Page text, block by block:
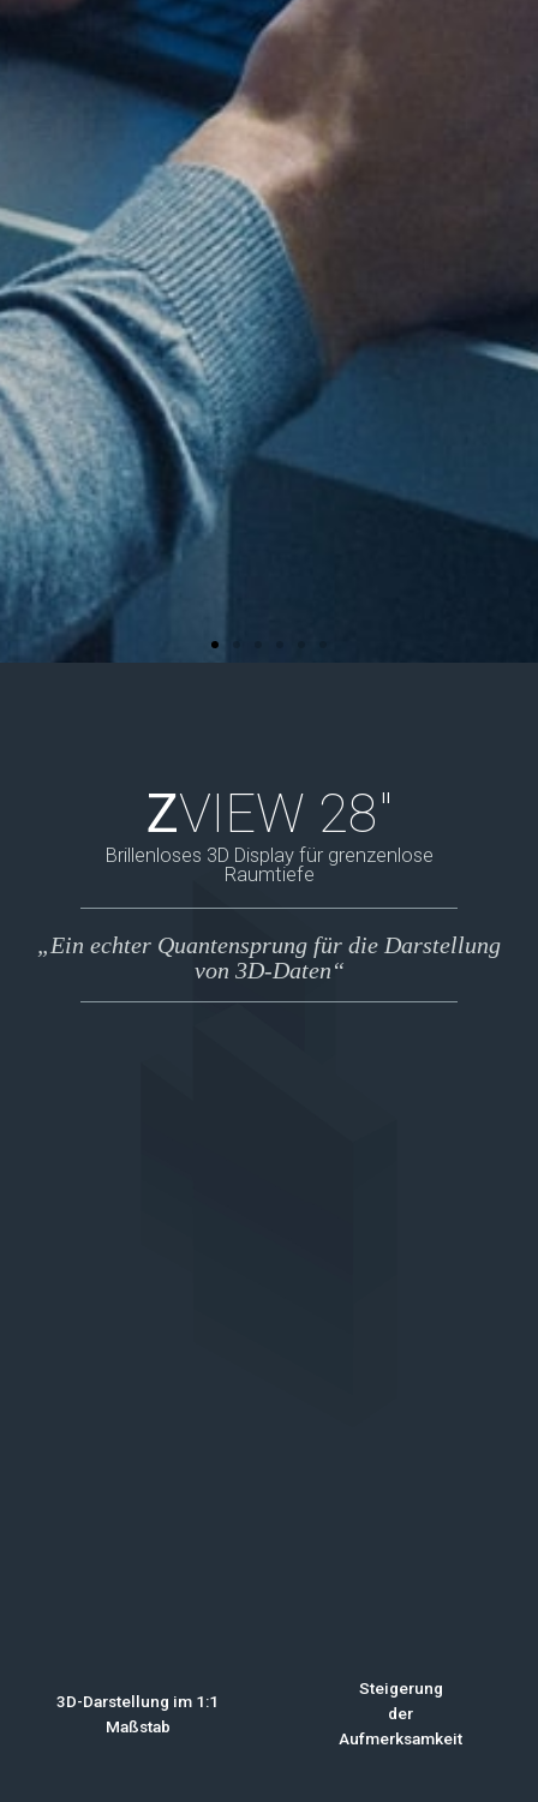
ZVIEW 28"
Brillenloses 3D Display für grenzenlose
Raumtiefe
„Ein echter Quantensprung für die Darstellung
von 3D-Daten“
3D-Darstellung im 1:1
Maßstab
Steigerung
der
Aufmerksamkeit